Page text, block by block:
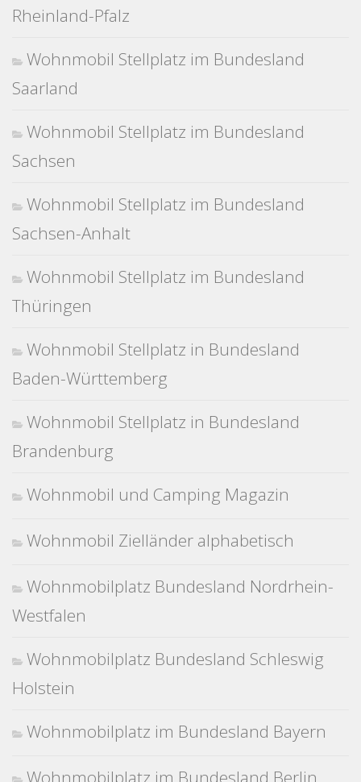
Rheinland-Pfalz
Wohnmobil Stellplatz im Bundesland
Saarland
Wohnmobil Stellplatz im Bundesland
Sachsen
Wohnmobil Stellplatz im Bundesland
Sachsen-Anhalt
Wohnmobil Stellplatz im Bundesland
Thüringen
Wohnmobil Stellplatz in Bundesland
Baden-Württemberg
Wohnmobil Stellplatz in Bundesland
Brandenburg
Wohnmobil und Camping Magazin
Wohnmobil Zielländer alphabetisch
Wohnmobilplatz Bundesland Nordrhein-
Westfalen
Wohnmobilplatz Bundesland Schleswig
Holstein
Wohnmobilplatz im Bundesland Bayern
Wohnmobilplatz im Bundesland Berlin